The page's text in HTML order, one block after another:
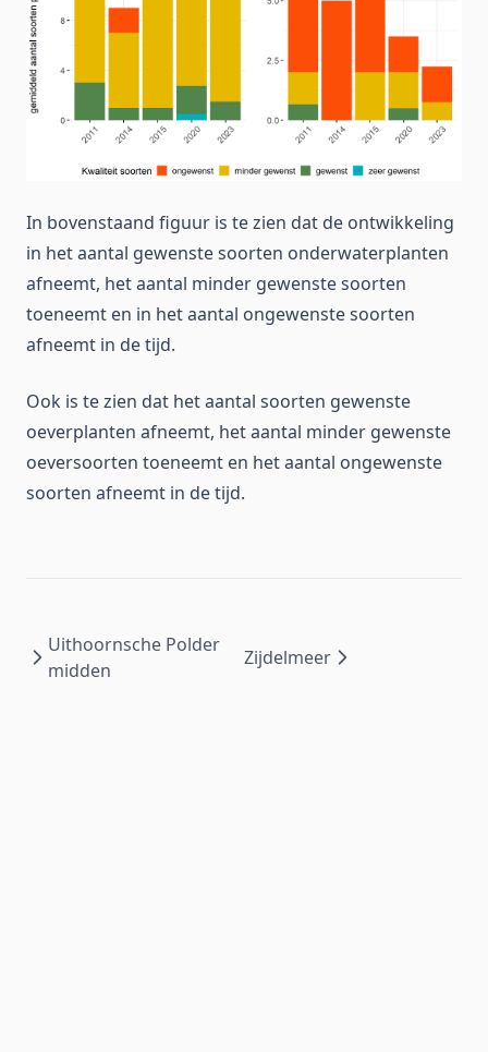
In bovenstaand figuur is te zien dat de ontwikkeling
in het aantal gewenste soorten onderwaterplanten
afneemt, het aantal minder gewenste soorten
toeneemt en in het aantal ongewenste soorten
afneemt in de tijd.
Ook is te zien dat het aantal soorten gewenste
oeverplanten afneemt, het aantal minder gewenste
oeversoorten toeneemt en het aantal ongewenste
soorten afneemt in de tijd.
Uithoornsche Polder
midden
Zijdelmeer